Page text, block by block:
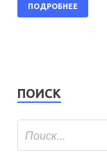
ПОДРОБНЕЕ
ПОИСК